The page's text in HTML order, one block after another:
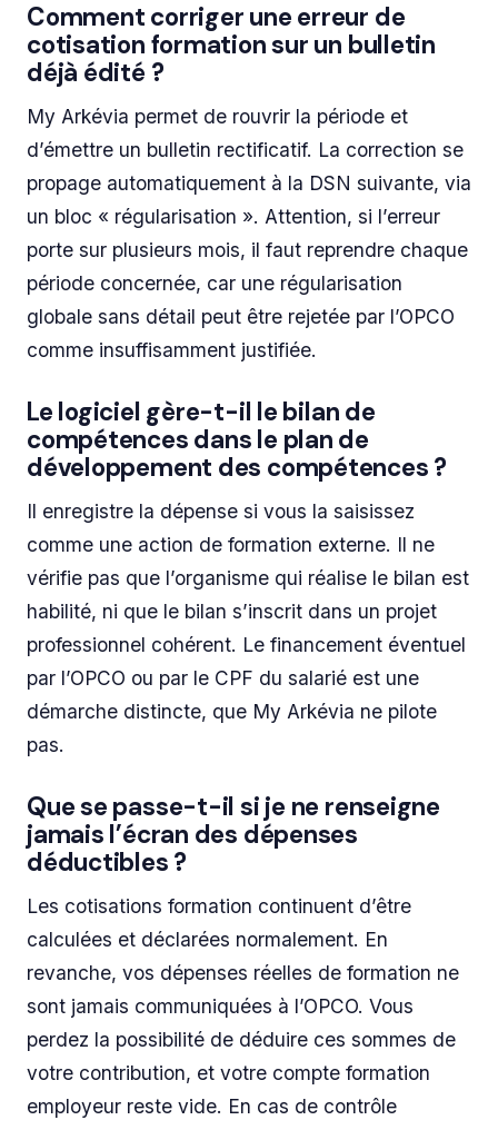
Comment corriger une erreur de
cotisation formation sur un bulletin
déjà édité ?
My Arkévia permet de rouvrir la période et
d’émettre un bulletin rectificatif. La correction se
propage automatiquement à la DSN suivante, via
un bloc « régularisation ». Attention, si l’erreur
porte sur plusieurs mois, il faut reprendre chaque
période concernée, car une régularisation
globale sans détail peut être rejetée par l’OPCO
comme insuffisamment justifiée.
Le logiciel gère-t-il le bilan de
compétences dans le plan de
développement des compétences ?
Il enregistre la dépense si vous la saisissez
comme une action de formation externe. Il ne
vérifie pas que l’organisme qui réalise le bilan est
habilité, ni que le bilan s’inscrit dans un projet
professionnel cohérent. Le financement éventuel
par l’OPCO ou par le CPF du salarié est une
démarche distincte, que My Arkévia ne pilote
pas.
Que se passe-t-il si je ne renseigne
jamais l’écran des dépenses
déductibles ?
Les cotisations formation continuent d’être
calculées et déclarées normalement. En
revanche, vos dépenses réelles de formation ne
sont jamais communiquées à l’OPCO. Vous
perdez la possibilité de déduire ces sommes de
votre contribution, et votre compte formation
employeur reste vide. En cas de contrôle